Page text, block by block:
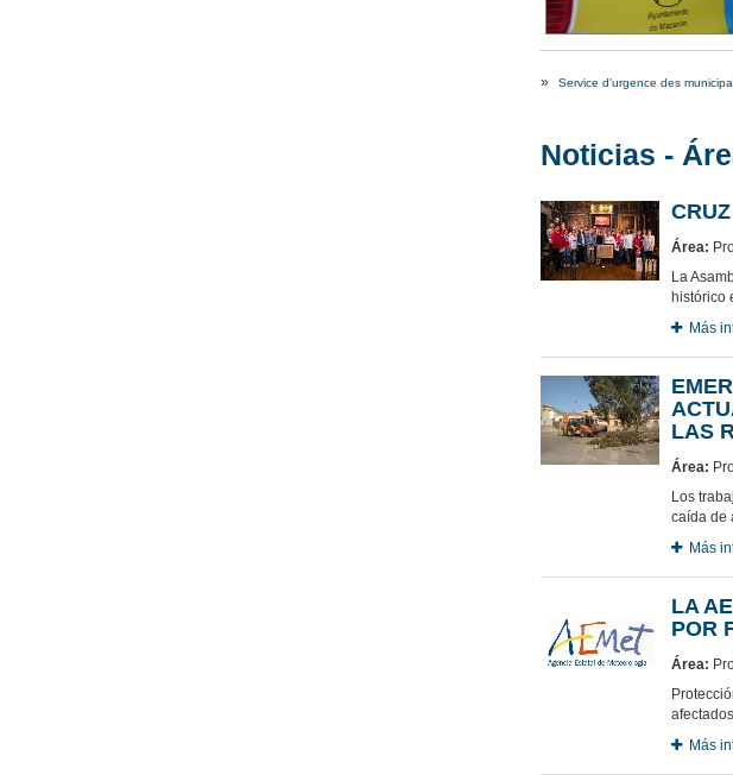
» Service d'urgence des
Noticias -
Área:
La
histórico
Más
LAS
Área:
Los
caída de
Más
LA
POR
Área:
Más